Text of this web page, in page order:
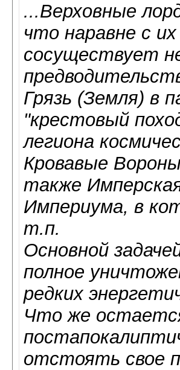
...Верховные
что наравне с
сосуществует
Грязь (Земля) в
"крестовый
легиона
Кровавые
также
Империума, в
т.п.
Основной
полное
редких
Что же
отстоять свое